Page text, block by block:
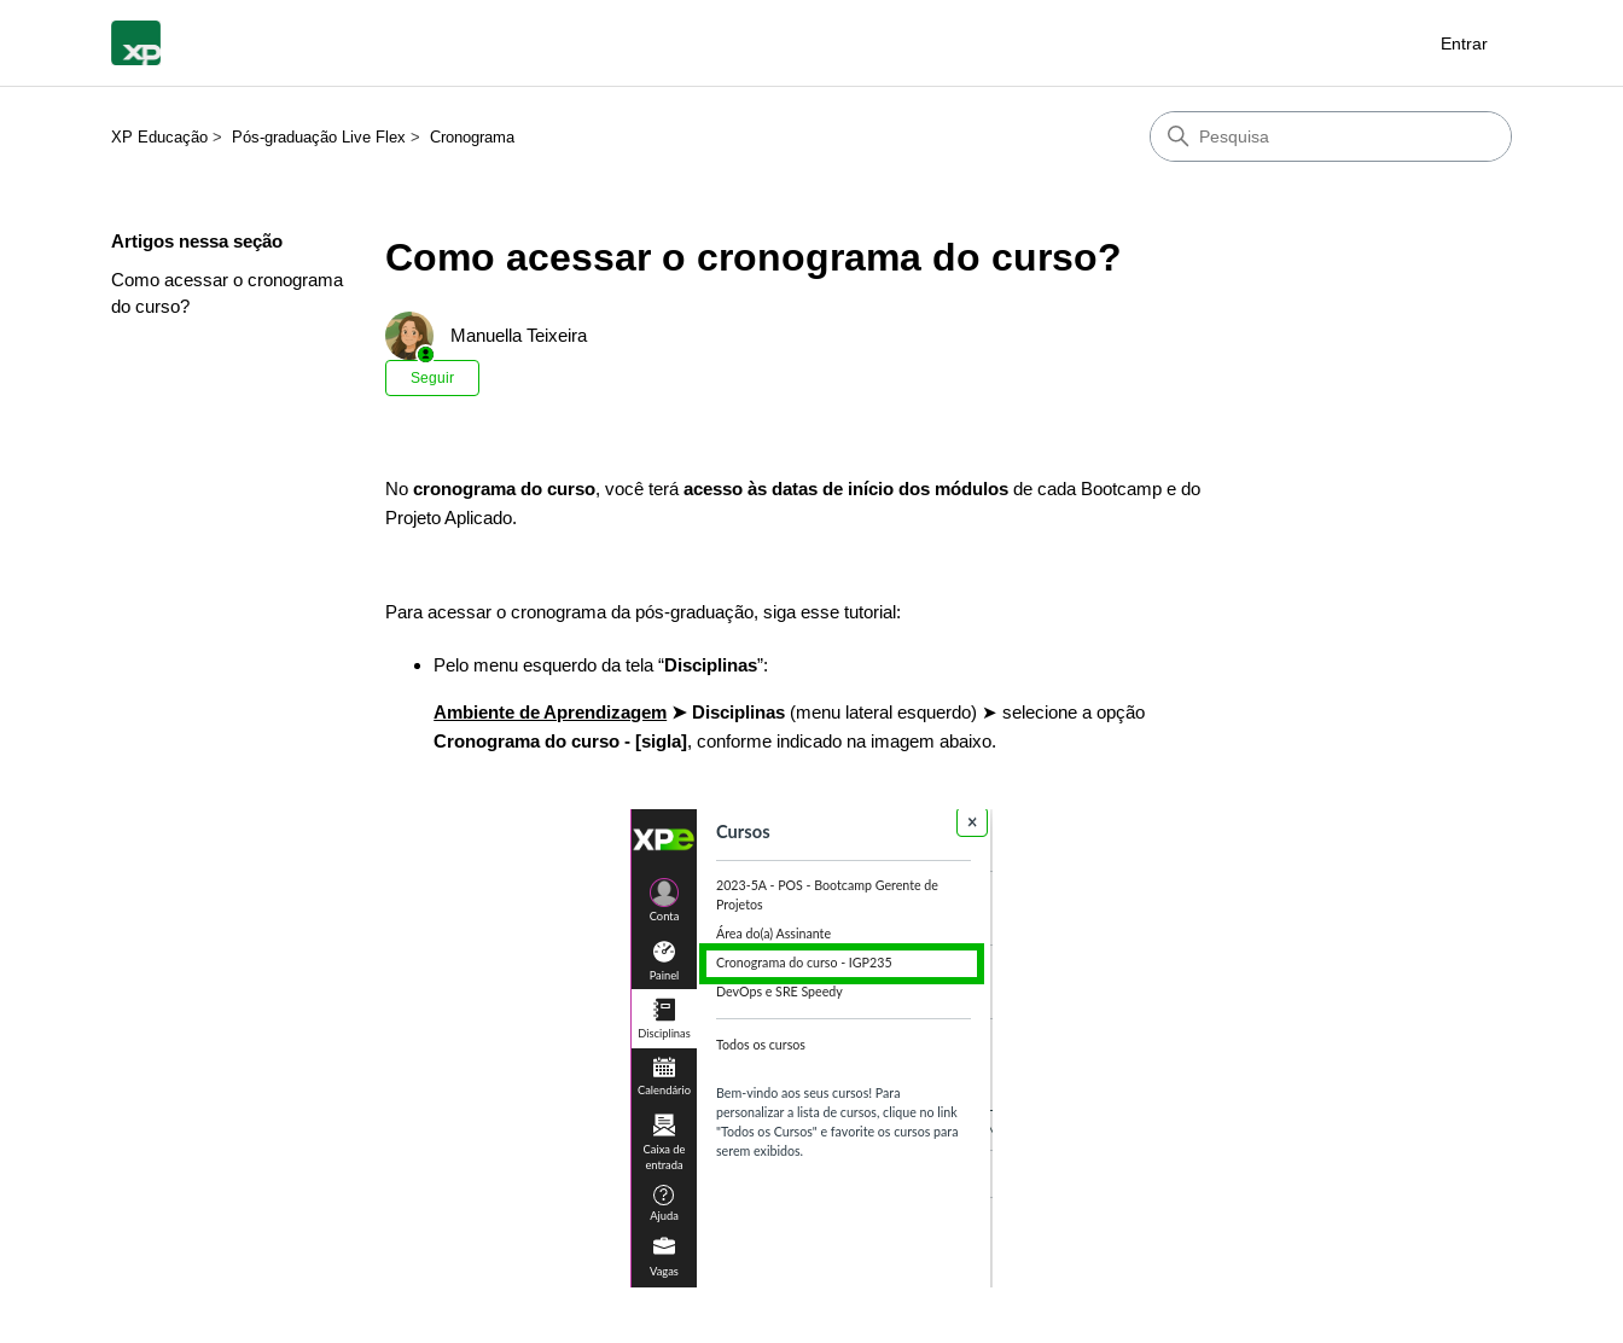
Entrar
XP Educação Pós-graduação Live Flex Cronograma
Artigos nessa seção
Como acessar o cronograma
do curso?
Como acessar o cronograma do curso?
Manuella Teixeira
Seguir
Nocronograma do curso, você teráacesso às datas de início dos módulosde cada Bootcamp e do
Projeto Aplicado.
Para acessar o cronograma da pós-graduação, siga esse tutorial:
Pelo menu esquerdo da tela “Disciplinas”:
Ambiente de Aprendizagem ➤ Disciplinas (menu lateral esquerdo) ➤ selecione a opção
Cronograma do curso - [sigla], conforme indicado na imagem abaixo.